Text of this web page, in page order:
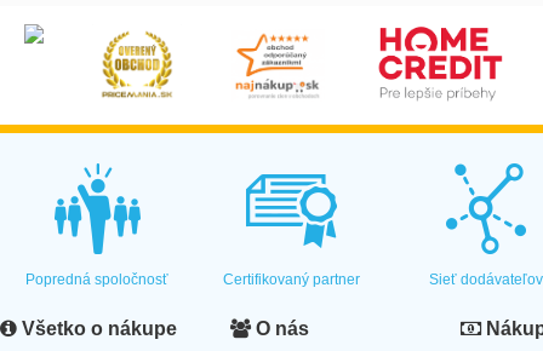
Popredná spoločnosť Certifikovaný partner Sieť dodávateľov
Všetko o nákupe O nás